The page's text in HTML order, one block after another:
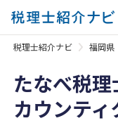
税理士紹介ナビ 福岡県
たなべ税
カウンティ